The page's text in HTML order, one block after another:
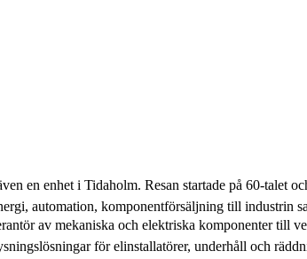
en enhet i Tidaholm. Resan startade på 60-talet
automation, komponentförsäljning till industrin
av mekaniska och elektriska komponenter till
för elinstallatörer, underhåll och